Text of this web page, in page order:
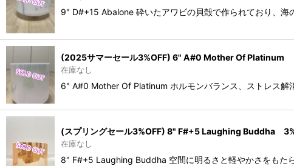
9" D#+15 Abalone 砕いたアワビの貝殻で作られており、海
(2025サマーセール3%OFF) 6" A#0 Mother Of Platinum
在庫なし
6" A#0 Mother Of Platinum ホルモンバランス、ストレス解
(スプリングセール3%OFF) 8" F#+5 Laughing
在庫なし
8" F#+5 Laughing Buddha 空間に明るさと軽やかさをもた